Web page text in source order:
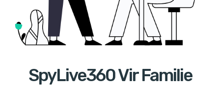
SpyLive360 Vir Familie